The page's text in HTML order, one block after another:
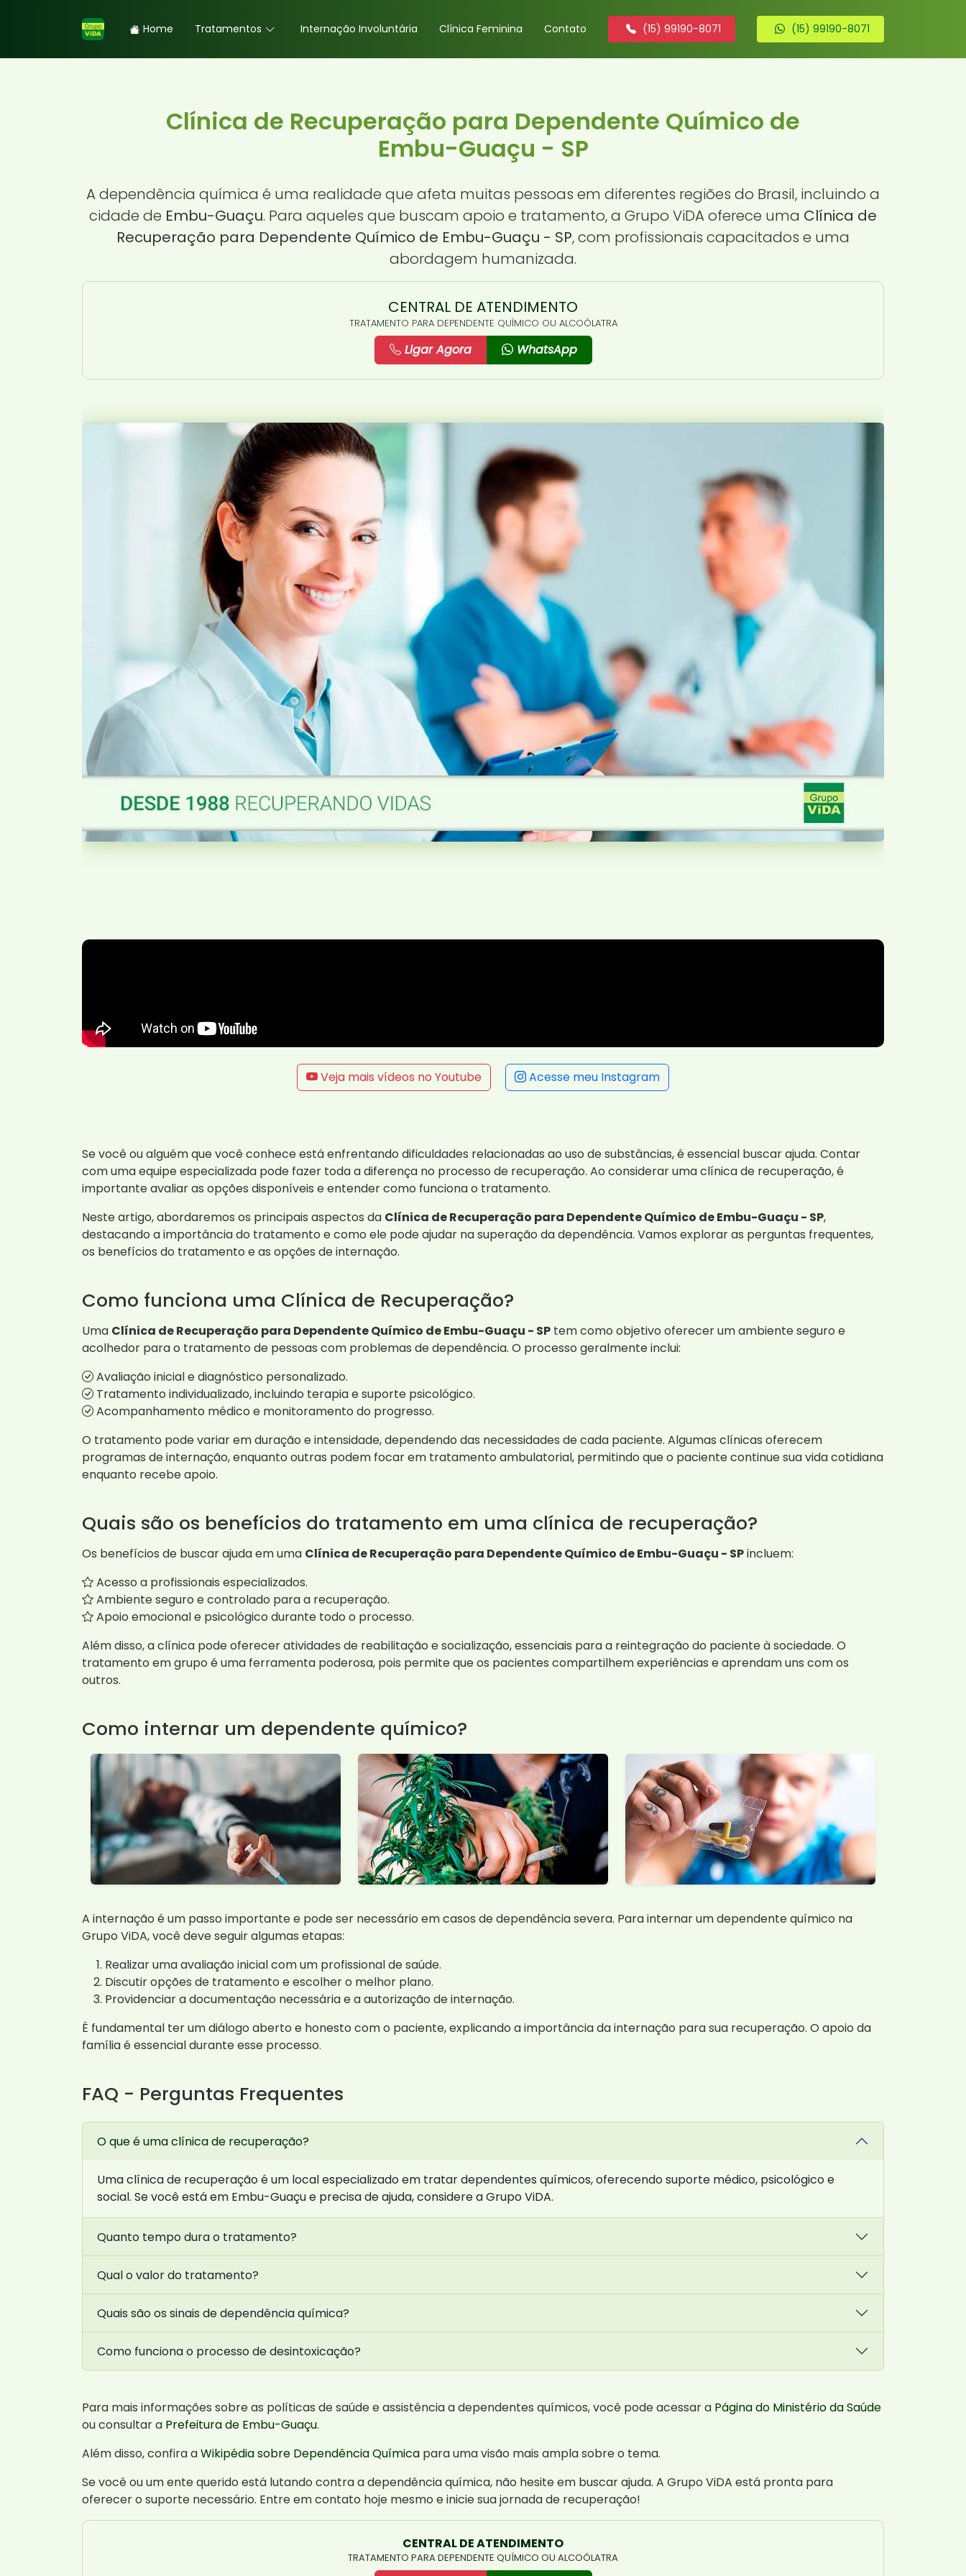
Home Tratamentos Internação Involuntária Clínica Feminina Contato (15) 99190-8071 (15) 99190-8071
Clínica de Recuperação para Dependente Químico de
Embu-Guaçu - SP
A dependência química é uma realidade que afeta muitas pessoas em diferentes regiões do Brasil, incluindo a
cidade de Embu-Guaçu. Para aqueles que buscam apoio e tratamento, a Grupo ViDA oferece uma Clínica de
Recuperação para Dependente Químico de Embu-Guaçu - SP, com profissionais capacitados e uma
abordagem humanizada.
CENTRAL DE ATENDIMENTO
TRATAMENTO PARA DEPENDENTE QUÍMICO OU ALCOÓLATRA
Ligar Agora WhatsApp
Veja mais vídeos no Youtube Acesse meu Instagram
Se você ou alguém que você conhece está enfrentando dificuldades relacionadas ao uso de substâncias, é essencial buscar ajuda. Contar
com uma equipe especializada pode fazer toda a diferença no processo de recuperação. Ao considerar uma clínica de recuperação, é
importante avaliar as opções disponíveis e entender como funciona o tratamento.
Neste artigo, abordaremos os principais aspectos da Clínica de Recuperação para Dependente Químico de Embu-Guaçu - SP,
destacando a importância do tratamento e como ele pode ajudar na superação da dependência. Vamos explorar as perguntas frequentes,
os benefícios do tratamento e as opções de internação.
Como funciona uma Clínica de Recuperação?
Uma Clínica de Recuperação para Dependente Químico de Embu-Guaçu - SP tem como objetivo oferecer um ambiente seguro e
acolhedor para o tratamento de pessoas com problemas de dependência. O processo geralmente inclui:
Avaliação inicial e diagnóstico personalizado.
Tratamento individualizado, incluindo terapia e suporte psicológico.
Acompanhamento médico e monitoramento do progresso.
O tratamento pode variar em duração e intensidade, dependendo das necessidades de cada paciente. Algumas clínicas oferecem
programas de internação, enquanto outras podem focar em tratamento ambulatorial, permitindo que o paciente continue sua vida cotidiana
enquanto recebe apoio.
Quais são os benefícios do tratamento em uma clínica de recuperação?
Os benefícios de buscar ajuda em uma Clínica de Recuperação para Dependente Químico de Embu-Guaçu - SPincluem:
Acesso a profissionais especializados.
Ambiente seguro e controlado para a recuperação.
Apoio emocional e psicológico durante todo o processo.
Além disso, a clínica pode oferecer atividades de reabilitação e socialização, essenciais para a reintegração do paciente à sociedade. O
tratamento em grupo é uma ferramenta poderosa, pois permite que os pacientes compartilhem experiências e aprendam uns com os
outros.
Como internar um dependente químico?
A internação é um passo importante e pode ser necessário em casos de dependência severa. Para internar um dependente químico na
Grupo ViDA, você deve seguir algumas etapas:
Realizar uma avaliação inicial com um profissional de saúde.
Discutir opções de tratamento e escolher o melhor plano.
Providenciar a documentação necessária e a autorização de internação.
É fundamental ter um diálogo aberto e honesto com o paciente, explicando a importância da internação para sua recuperação. O apoio da
família é essencial durante esse processo.
FAQ - Perguntas Frequentes
O que é uma clínica de recuperação?
Uma clínica de recuperação é um local especializado em tratar dependentes químicos, oferecendo suporte médico, psicológico e
social. Se você está em Embu-Guaçu e precisa de ajuda, considere a Grupo ViDA.
Quanto tempo dura o tratamento?
Qual o valor do tratamento?
Quais são os sinais de dependência química?
Como funciona o processo de desintoxicação?
Para mais informações sobre as políticas de saúde e assistência a dependentes químicos, você pode acessar a Página do Ministério da Saúde
ou consultar a Prefeitura de Embu-Guaçu.
Além disso, confira aWikipédia sobre Dependência Química para uma visão mais ampla sobre o tema.
Se você ou um ente querido está lutando contra a dependência química, não hesite em buscar ajuda. A Grupo ViDA está pronta para
oferecer o suporte necessário. Entre em contato hoje mesmo e inicie sua jornada de recuperação!
CENTRAL DE ATENDIMENTO
TRATAMENTO PARA DEPENDENTE QUÍMICO OU ALCOÓLATRA